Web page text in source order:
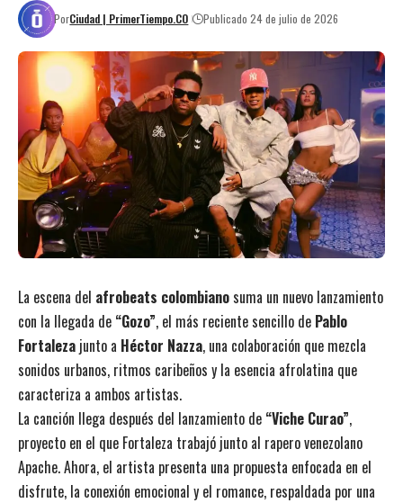
PorCiudad | PrimerTiempo.CO Publicado 24 de julio de 2026
La escena del afrobeats colombianosuma un nuevo lanzamiento
con la llegada de “Gozo”, el más reciente sencillo de Pablo
Fortaleza junto a Héctor Nazza, una colaboración que mezcla
sonidos urbanos, ritmos caribeños y la esencia afrolatina que
caracteriza a ambos artistas.
La canción llega después del lanzamiento de “Viche Curao”,
proyecto en el que Fortaleza trabajó junto al rapero venezolano
Apache. Ahora, el artista presenta una propuesta enfocada en el
disfrute, la conexión emocional y el romance, respaldada por una